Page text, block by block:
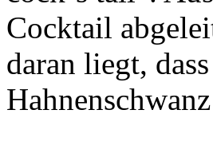
Cocktail
daran liegt,